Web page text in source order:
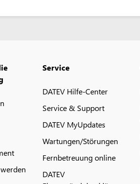
Service
DATEV Hilfe-Center
Service & Support
DATEV MyUpdates
Wartungen/Störungen
Fernbetreuung online
DATEV